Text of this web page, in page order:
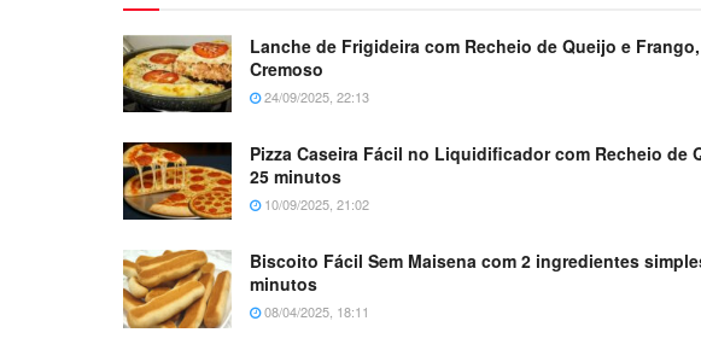
Lanche de Frigideira com Recheio de Queijo e
Cremoso
24/09/2025, 22:13
Pizza Caseira Fácil no Liquidificador com Recheio de
25 minutos
10/09/2025, 21:02
Biscoito Fácil Sem Maisena com 2 ingredientes
minutos
08/04/2025, 18:11